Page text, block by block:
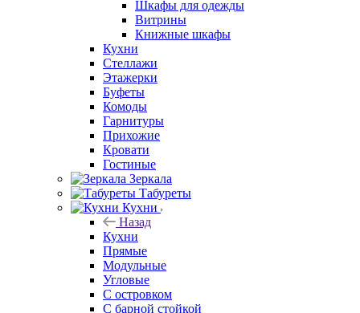
Шкафы для одежды
Витрины
Книжные шкафы
Кухни
Стеллажи
Этажерки
Буфеты
Комоды
Гарнитуры
Прихожие
Кровати
Гостиные
Зеркала
Табуреты
Кухни
Назад
Кухни
Прямые
Модульные
Угловые
С островком
С барной стойкой